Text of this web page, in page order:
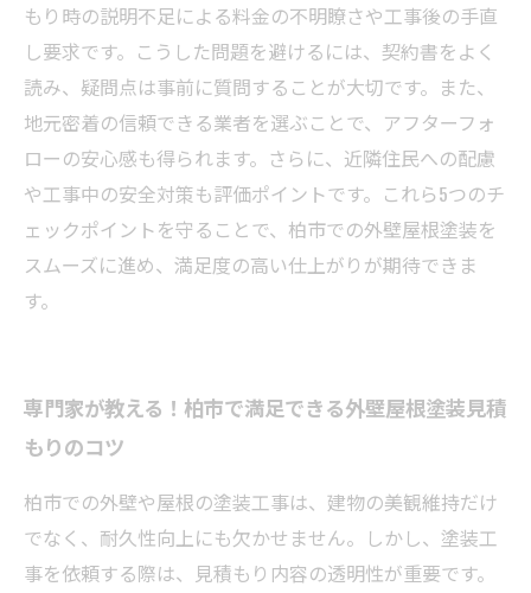
もり時の説明不足による料金の不明瞭さや工事後の手直
し要求です。こうした問題を避けるには、契約書をよく
読み、疑問点は事前に質問することが大切です。また、
地元密着の信頼できる業者を選ぶことで、アフターフォ
ローの安心感も得られます。さらに、近隣住民への配慮
や工事中の安全対策も評価ポイントです。これら5つのチ
ェックポイントを守ることで、柏市での外壁屋根塗装を
スムーズに進め、満足度の高い仕上がりが期待できま
す。
専門家が教える！柏市で満足できる外壁屋根塗装見積
もりのコツ
柏市での外壁や屋根の塗装工事は、建物の美観維持だけ
でなく、耐久性向上にも欠かせません。しかし、塗装工
事を依頼する際は、見積もり内容の透明性が重要です。